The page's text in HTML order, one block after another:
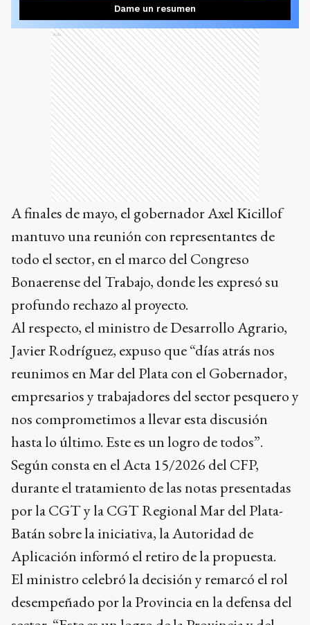
Dame un resumen
Ads
A finales de mayo, el gobernador Axel Kicillof
mantuvo una reunión con representantes de
todo el sector, en el marco del Congreso
Bonaerense del Trabajo, donde les expresó su
profundo rechazo al proyecto.
Al respecto, el ministro de Desarrollo Agrario,
Javier Rodríguez, expuso que “días atrás nos
reunimos en Mar del Plata con el Gobernador,
empresarios y trabajadores del sector pesquero y
nos comprometimos a llevar esta discusión
hasta lo último. Este es un logro de todos”.
Según consta en el Acta 15/2026 del CFP,
durante el tratamiento de las notas presentadas
por la CGT y la CGT Regional Mar del Plata-
Batán sobre la iniciativa, la Autoridad de
Aplicación informó el retiro de la propuesta.
El ministro celebró la decisión y remarcó el rol
desempeñado por la Provincia en la defensa del